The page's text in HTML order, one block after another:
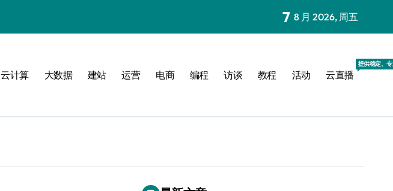
7 8 月 2026, 周五
云计算 大数据 建站 运营 电商 编程 访谈 教程 活动 云直播
提供稳定、